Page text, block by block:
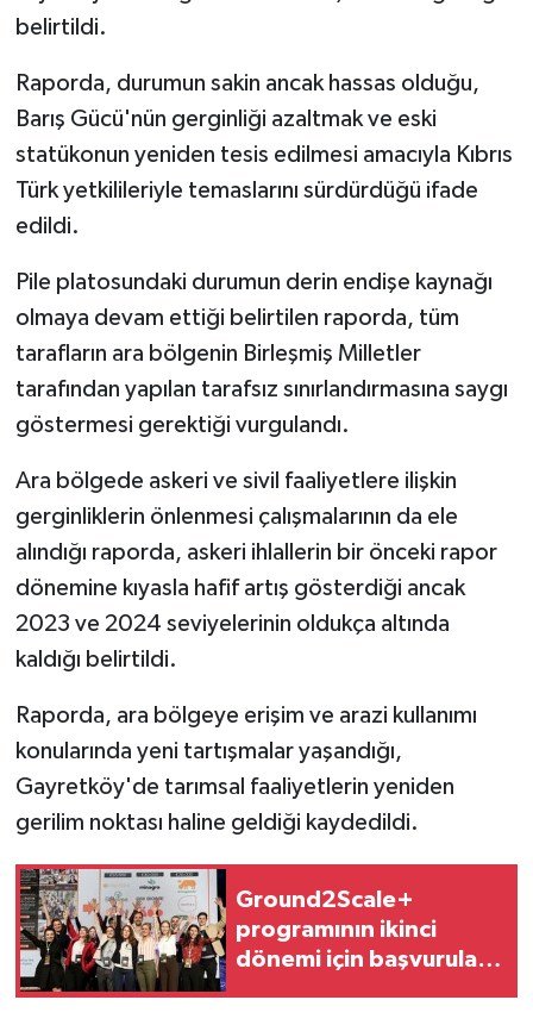
belirtildi.
Raporda, durumun sakin ancak hassas olduğu,
Barış Gücü'nün gerginliği azaltmak ve eski
statükonun yeniden tesis edilmesi amacıyla Kıbrıs
Türk yetkilileriyle temaslarını sürdürdüğü ifade
edildi.
Pile platosundaki durumun derin endişe kaynağı
olmaya devam ettiği belirtilen raporda, tüm
tarafların ara bölgenin Birleşmiş Milletler
tarafından yapılan tarafsız sınırlandırmasına saygı
göstermesi gerektiği vurgulandı.
Ara bölgede askeri ve sivil faaliyetlere ilişkin
gerginliklerin önlenmesi çalışmalarının da ele
alındığı raporda, askeri ihlallerin bir önceki rapor
dönemine kıyasla hafif artış gösterdiği ancak
2023 ve 2024 seviyelerinin oldukça altında
kaldığı belirtildi.
Raporda, ara bölgeye erişim ve arazi kullanımı
konularında yeni tartışmalar yaşandığı,
Gayretköy'de tarımsal faaliyetlerin yeniden
gerilim noktası haline geldiği kaydedildi.
Ground2Scale+
programının ikinci
dönemi için başvurular